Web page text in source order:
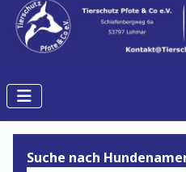
Suche nach